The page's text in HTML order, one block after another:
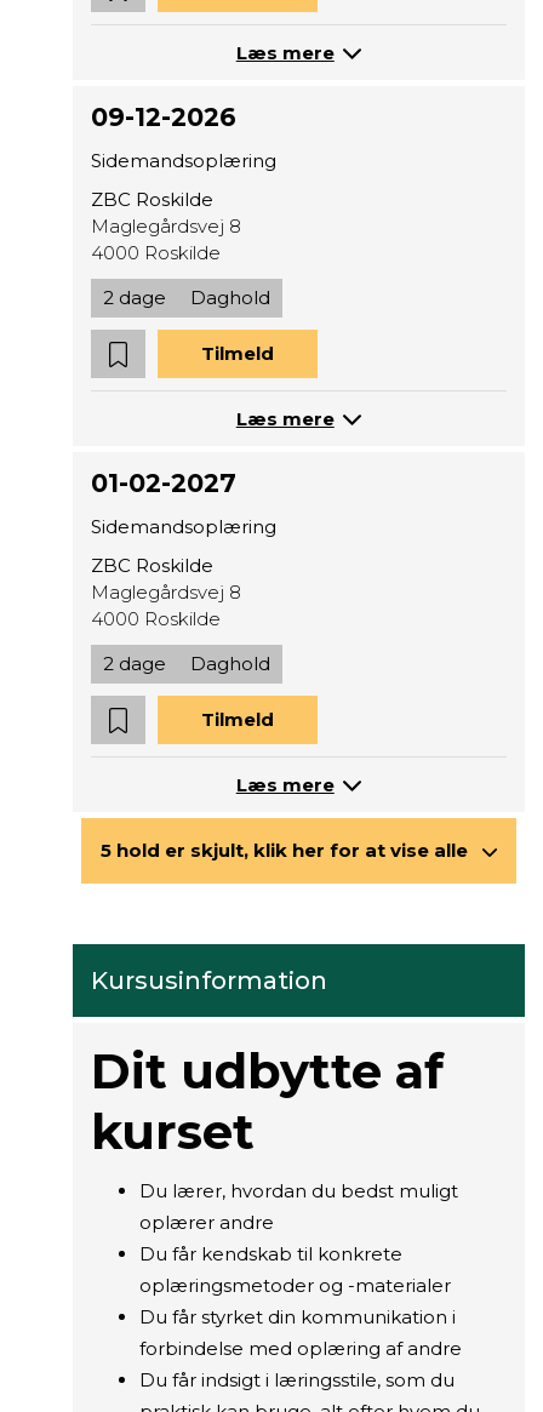
Læs mere
09-12-2026
Sidemandsoplæring
ZBC Roskilde
Maglegårdsvej 8
4000 Roskilde
2 dage
Daghold
Tilmeld
Læs mere
01-02-2027
Sidemandsoplæring
ZBC Roskilde
Maglegårdsvej 8
4000 Roskilde
2 dage
Daghold
Tilmeld
Læs mere
5 hold er skjult, klik her for at vise alle
Kursusinformation
Dit udbytte af
kurset
Du lærer, hvordan du bedst muligt
oplærer andre
Du får kendskab til konkrete
oplæringsmetoder og -materialer
Du får styrket din kommunikation i
forbindelse med oplæring af andre
Du får indsigt i læringsstile, som du